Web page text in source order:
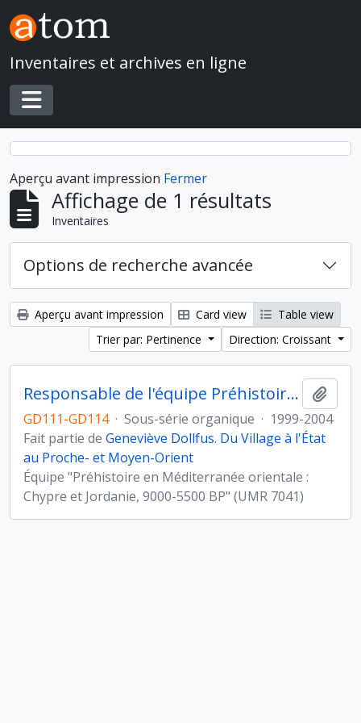
Skip to main content
Inventaires et archives en ligne
Toggle navigation
Aperçu avant impression Fermer
Affichage de 1 résultats
Inventaires
Options de recherche avancée
Aperçu avant impression Card view
Table view
Trier par: Pertinence
Direction: Croissant
Responsable de l'équipe Préhistoire en Méditerranée orientale (UMR 7041, Archéologies et Sciences de l'Antiquité)
GD111-GD114 · Sous-série organique · 1999-2004
Fait partie de Geneviève Dollfus. Du Village à l'État
au Proche- et Moyen-Orient
Équipe "Préhistoire en Méditerranée orientale :
Chypre et Jordanie, 9000-5500 BP" (UMR 7041)